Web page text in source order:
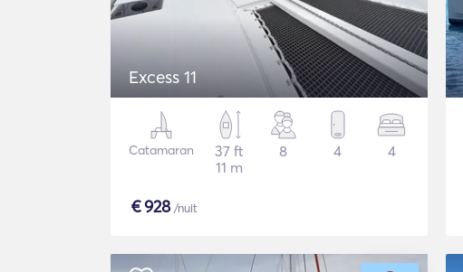
Excess 11
Catamaran
37 ft
11 m
8 4 4
€928/nuit